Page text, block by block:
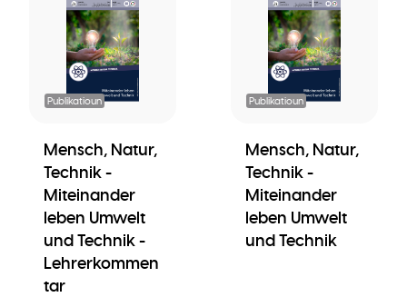
Publikatioun
Mensch, Natur,
Technik -
Miteinander
leben Umwelt
und Technik -
Lehrerkommen
tar
Publikatioun
Mensch, Natur,
Technik -
Miteinander
leben Umwelt
und Technik